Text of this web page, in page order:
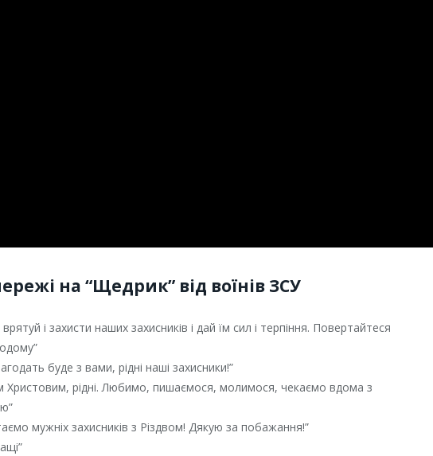
на “Щедрик” від воїнів ЗСУ
і захисти наших захисників і дай їм сил і терпіння. Повертайтеся
буде з вами, рідні наші захисники!”
Христовим, рідні. Любимо, пишаємося, молимося, чекаємо вдома з
мужніх захисників з Різдвом! Дякую за побажання!”